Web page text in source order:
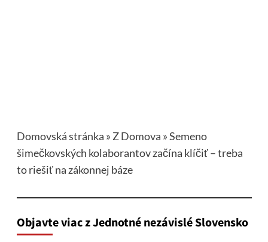
Domovská stránka » Z Domova »Semeno
šimečkovských kolaborantov začína klíčiť – treba
to riešiť na zákonnej báze
Objavte viac z Jednotné nezávislé Slovensko